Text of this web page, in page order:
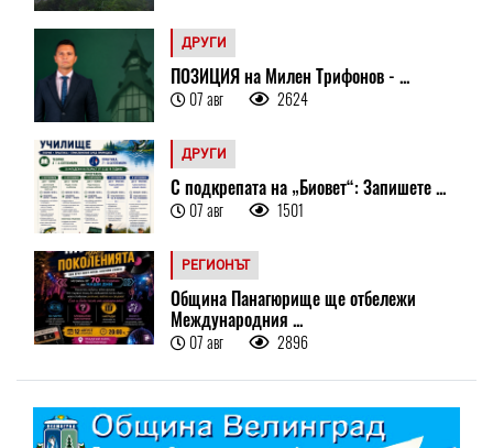
ДРУГИ
ПОЗИЦИЯ на Милен Трифонов - ...
07 авг 2624
ДРУГИ
С подкрепата на „Биовет“: Запишете ...
07 авг 1501
РЕГИОНЪТ
Община Панагюрище ще отбележи
Международния ...
07 авг 2896